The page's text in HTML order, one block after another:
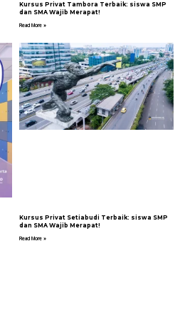
Kursus Privat Tambora Terbaik: siswa SMP
dan SMA Wajib Merapat!
Read More »
Kursus Privat Setiabudi Terbaik: siswa SMP
dan SMA Wajib Merapat!
Read More »